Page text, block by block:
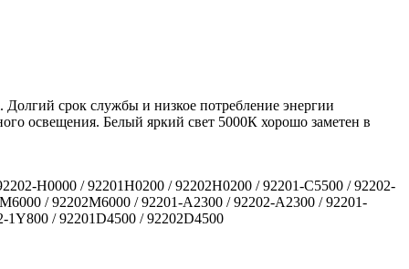
срок службы и низкое потребление энергии
освещения. Белый яркий свет 5000К хорошо заметен в
H0000 / 92201H0200 / 92202H0200 / 92201-C5500 / 92202-
/ 92202M6000 / 92201-A2300 / 92202-A2300 / 92201-
1Y800 / 92201D4500 / 92202D4500